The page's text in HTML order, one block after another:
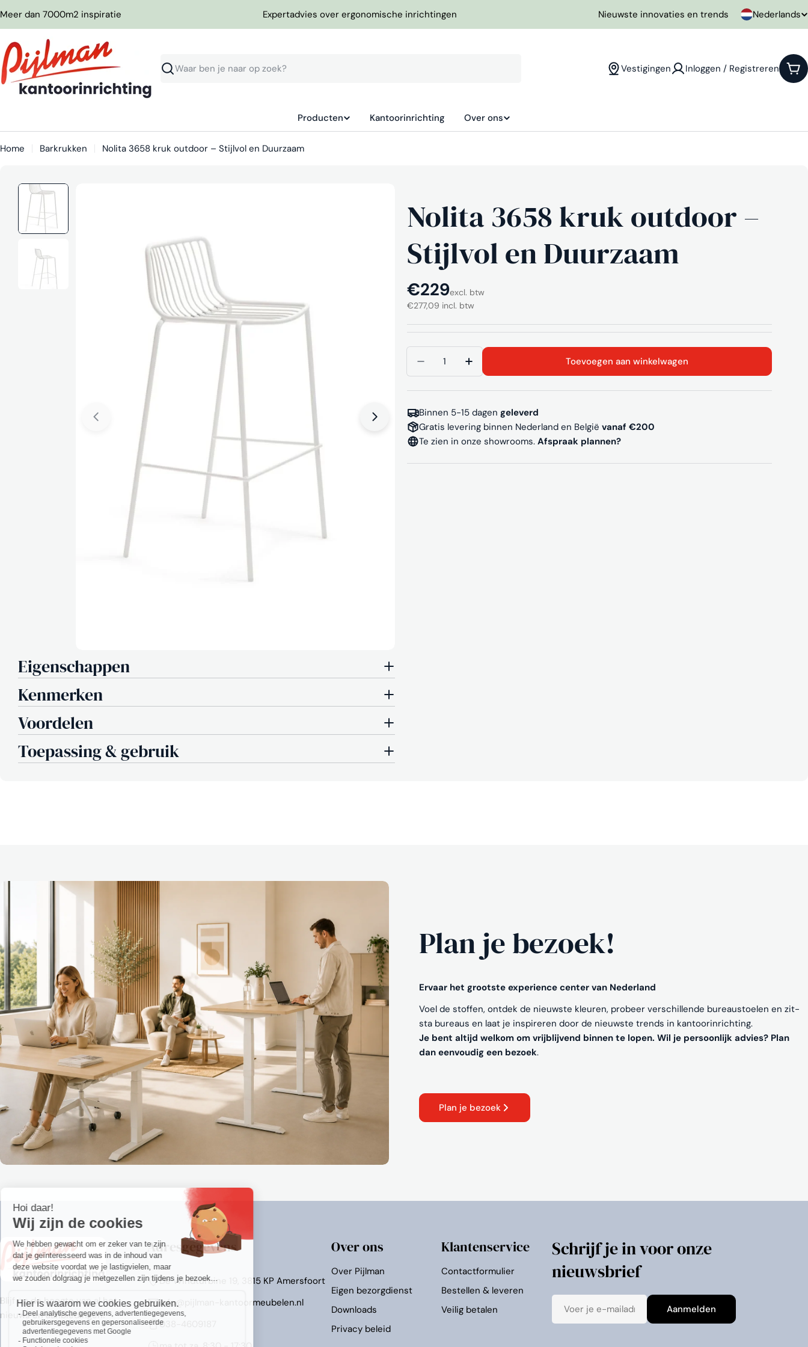
naar
Meer dan 7000m2 inspiratie Expertadvies over ergonomische inrichtingen Nieuwste innovaties en trends
T
a
Nederlands
Zoeken
Vestigingen Inloggen / Registreren
Producten Kantoorinrichting Over ons
Home Barkrukken Nolita 3658 kruk outdoor – Stijlvol en Duurzaam
Media 0 openen in pop-up
Media 1 openen in pop-up
Eigenschappen
Kenmerken
Voordelen
Toepassing & gebruik
Nolita 3658 kruk outdoor –
Stijlvol en Duurzaam
Normale
prijs
€229excl. btw
€277,09 incl. btw
Aantal verlagen voor Nolita 3658 kruk outdoor – Stijlvol en Duurzaam
Aantal verhogen voor Nolita 3658 kruk outdoor – Stijlvol en
Toevoegen aan winkelwagen
Binnen 5-15 dagen geleverd
Gratis levering binnen Nederland en België vanaf €200
Te zien in onze showrooms. Afspraak plannen?
Plan je bezoek!
Ervaar het grootste experience center van Nederland
Voel de stoffen, ontdek de nieuwste kleuren, probeer verschillende bureaustoelen en zit-
sta bureaus en laat je inspireren door de nieuwste trends in kantoorinrichting.
Je bent altijd welkom om vrijblijvend binnen te lopen. Wil je persoonlijk advies? Plan
dan eenvoudig een bezoek.
Plan je bezoek
Blijf op de hoogte van al het
nieuws en aanbiedingen!
Adresgegevens
De Windturbine 19, 3815 KP Amersfoort
Info@pijlman-kantoormeubelen.nl
038-4609187
Over ons
Over Pijlman
Eigen bezorgdienst
Downloads
Privacy beleid
Klantenservice
Contactformulier
Bestellen & leveren
Veilig betalen
Schrijf je in voor onze
nieuwsbrief
mail
Aanmelden